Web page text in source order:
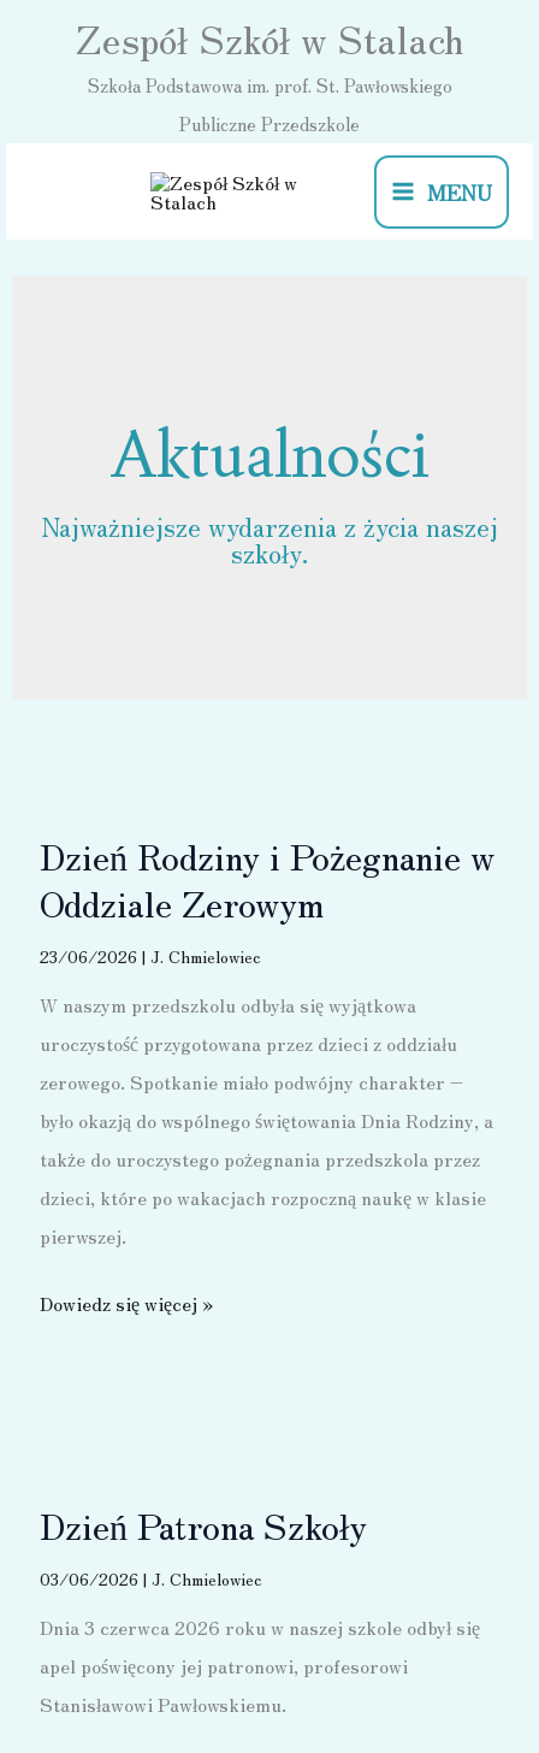
Zespół Szkół w Stalach
Szkoła Podstawowa im. prof. St. Pawłowskiego
Publiczne Przedszkole
MENU
Aktualności
Najważniejsze wydarzenia z życia naszej
szkoły.
Dzień Rodziny i Pożegnanie w
Oddziale Zerowym
23/06/2026 | J. Chmielowiec
W naszym przedszkolu odbyła się wyjątkowa
uroczystość przygotowana przez dzieci z oddziału
zerowego. Spotkanie miało podwójny charakter –
było okazją do wspólnego świętowania Dnia Rodziny, a
także do uroczystego pożegnania przedszkola przez
dzieci, które po wakacjach rozpoczną naukę w klasie
pierwszej.
Dzień
Zerowym
Dowiedz się więcej »
Dzień Patrona Szkoły
03/06/2026 | J. Chmielowiec
Dnia 3 czerwca 2026 roku w naszej szkole odbył się
apel poświęcony jej patronowi, profesorowi
Stanisławowi Pawłowskiemu.